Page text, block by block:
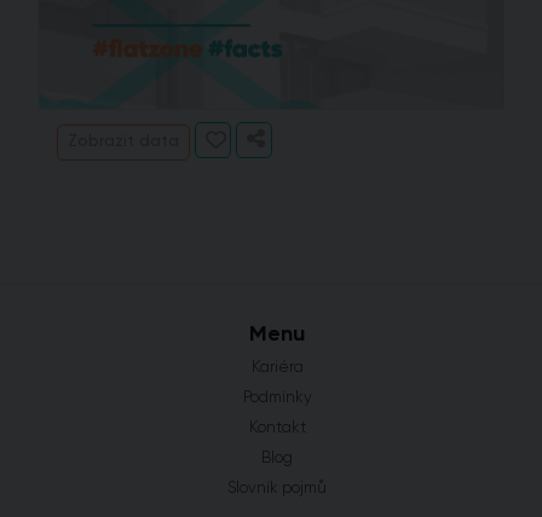
Menu
Kariéra
Podmínky
Kontakt
Blog
Slovník pojmů